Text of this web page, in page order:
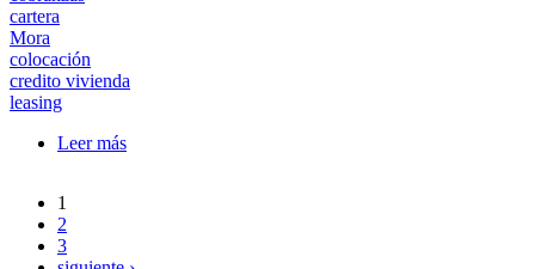
cartera
Mora
colocación
credito vivienda
leasing
Leer más
Páginas
1
2
3